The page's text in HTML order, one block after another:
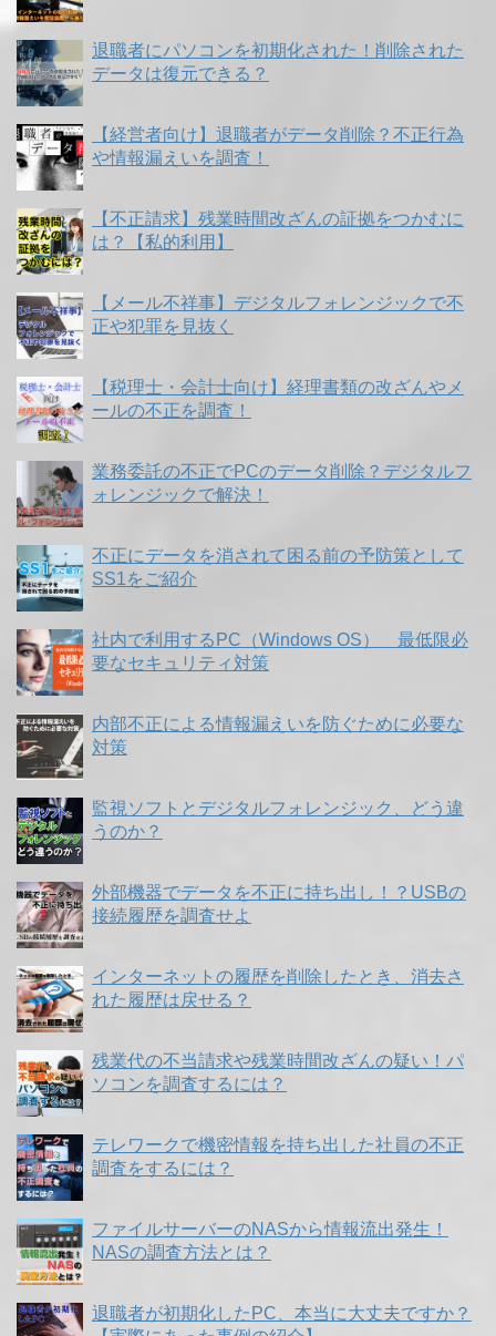
退職者にパソコンを初期化された！削除された
データは復元できる？
【経営者向け】退職者がデータ削除？不正行為
や情報漏えいを調査！
【不正請求】残業時間改ざんの証拠をつかむに
は？【私的利用】
【メール不祥事】デジタルフォレンジックで不
正や犯罪を見抜く
【税理士・会計士向け】経理書類の改ざんやメ
ールの不正を調査！
業務委託の不正でPCのデータ削除？デジタルフ
ォレンジックで解決！
不正にデータを消されて困る前の予防策として
SS1をご紹介
社内で利用するPC（Windows OS） 最低限必
要なセキュリティ対策
内部不正による情報漏えいを防ぐために必要な
対策
監視ソフトとデジタルフォレンジック、どう違
うのか？
外部機器でデータを不正に持ち出し！？USBの
接続履歴を調査せよ
インターネットの履歴を削除したとき、消去さ
れた履歴は戻せる？
残業代の不当請求や残業時間改ざんの疑い！パ
ソコンを調査するには？
テレワークで機密情報を持ち出した社員の不正
調査をするには？
ファイルサーバーのNASから情報流出発生！
NASの調査方法とは？
退職者が初期化したPC、本当に大丈夫ですか？